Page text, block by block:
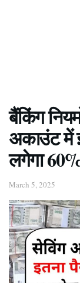
बैंकिंग
अकाउंट में
लगेगा
March 5, 2025